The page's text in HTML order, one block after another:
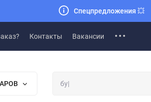
Спецпредложения 💥
Контакты Вакансии